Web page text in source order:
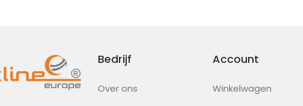
Bedrijf
Over ons
Account
Winkelwagen